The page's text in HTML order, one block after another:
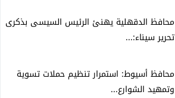
محافظ الدقهلية يهنئ الرئيس السيسى بذكرى
تحرير سيناء:...
محافظ أسيوط: استمرار تنظيم حملات تسوية
وتمهيد الشوارع...